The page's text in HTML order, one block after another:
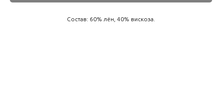
Состав: 60% лён, 40% вискоза.